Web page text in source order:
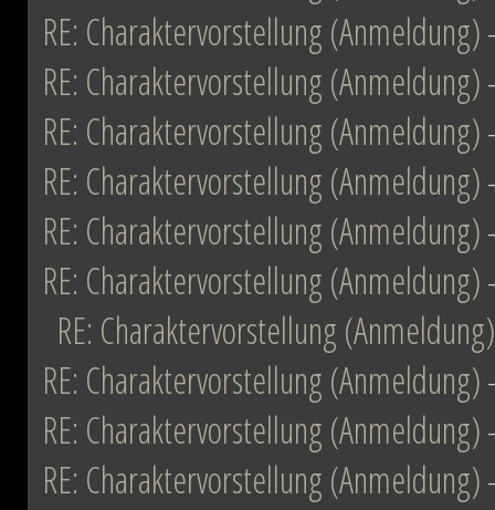
RE: Charaktervorstellung (Anmeldung)
RE: Charaktervorstellung (Anmeldung)
RE: Charaktervorstellung (Anmeldung)
RE: Charaktervorstellung (Anmeldung)
RE: Charaktervorstellung (Anmeldung)
RE: Charaktervorstellung (Anmeldung)
RE: Charaktervorstellung (Anmeldung)
RE: Charaktervorstellung (Anmeldung)
RE: Charaktervorstellung (Anmeldung)
RE: Charaktervorstellung (Anmeldung)